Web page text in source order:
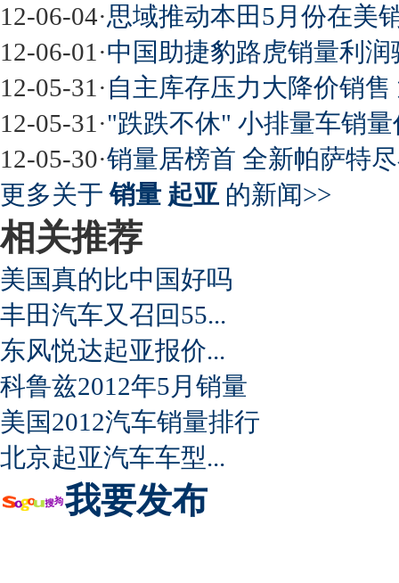
最强山寨 又奥迪又奔驰
12-06-04·思域推动本田5月份在美
12-06-01 ·中国助捷豹路虎销量利
12-05-31 · 自主库存压力大降价销
12-05-31 ·"跌跌不休" 小排量车销
12-05-30·销量居榜首 全新帕萨特
更多关于销量 起亚 的新闻>>
相关推荐
美国真的比中国好吗
丰田汽车又召回55...
东风悦达起亚报价...
科鲁兹2012年5月销量
美国2012汽车销量排行
北京起亚汽车车型...
我要发布